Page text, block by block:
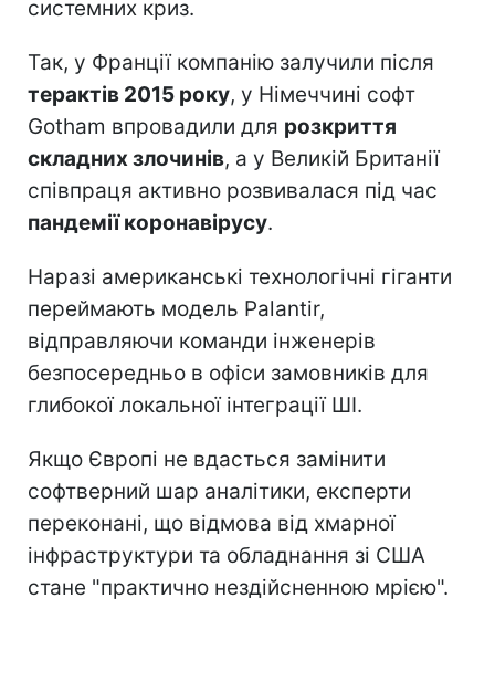
системних криз.
Так, у Франції компанію залучили після
терактів 2015 року, у Німеччині софт
Gotham впровадили для розкриття
складних злочинів, а у Великій Британії
співпраця активно розвивалася під час
пандемії коронавірусу.
Наразі американські технологічні гіганти
переймають модель Palantir,
відправляючи команди інженерів
безпосередньо в офіси замовників для
глибокої локальної інтеграції ШІ.
Якщо Європі не вдасться замінити
софтверний шар аналітики, експерти
переконані, що відмова від хмарної
інфраструктури та обладнання зі США
стане "практично нездійсненною мрією".